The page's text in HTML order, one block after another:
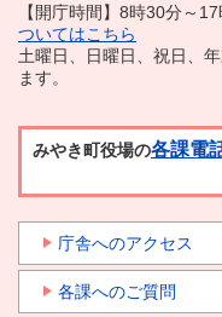
【開庁時間】8時30分～
ついてはこちら
土曜日、日曜日、祝日、
ます。
みやき町役場の各課電
庁舎へのアクセス
各課へのご質問